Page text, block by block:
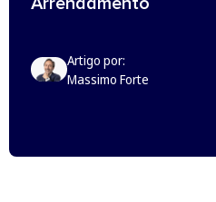
Artigo por:
Massimo Forte